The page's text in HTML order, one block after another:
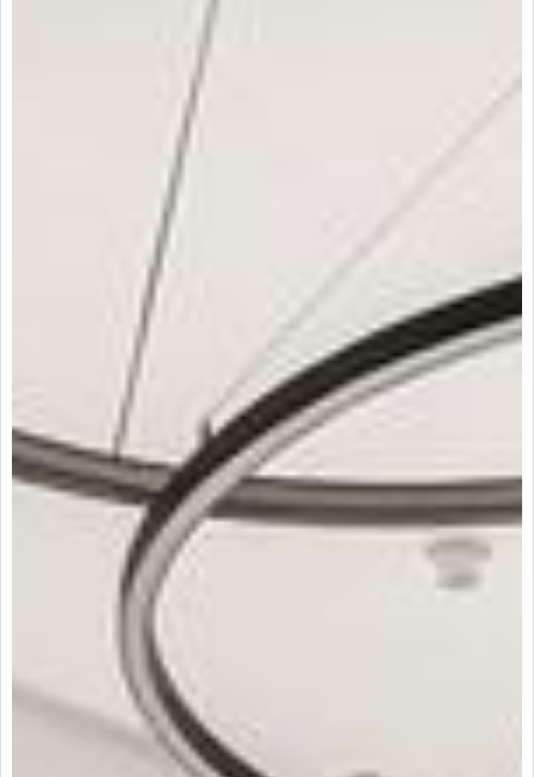
apartamento donde podrás relajarte y desconectarte del
apartamento cuenta con acceso con tarjetas o dispositivos
para mayor seguridad y conveniencia, además de ser
accesible para personas con discapacidades. no pierdas la
oportunidad de vivir en este lugar ideal, rodeado de todas las
comodidades que necesitas para tener una vida plena y
cómoda. contáctanos ya antes de que sea tarde.